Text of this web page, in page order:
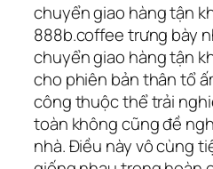
chuyển giao hàng tận
888b.coffee trưng bày
chuyển giao hàng tận
cho phiên bản thân tổ
công thuộc thể trải
toàn không cũng đề
nhà. Điều này vô cùng